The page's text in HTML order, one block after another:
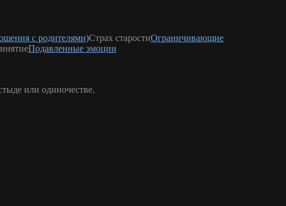
с родителями)Страх старостиОграничивающие
Подавленные эмоции
или одиночестве.